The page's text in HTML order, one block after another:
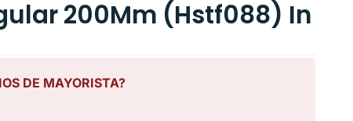
200Mm (Hstf088) In
DE MAYORISTA?